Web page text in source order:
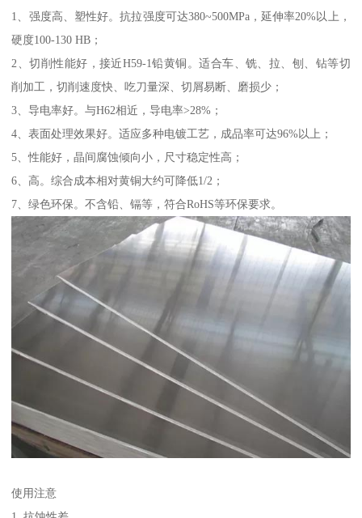
1、强度高、塑性好。抗拉强度可达380~500MPa，延伸率20%以上，
硬度100-130 HB；
2、切削性能好，接近H59-1铅黄铜。适合车、铣、拉、刨、钻等切
削加工，切削速度快、吃刀量深、切屑易断、磨损少；
3、导电率好。与H62相近，导电率>28%；
4、表面处理效果好。适应多种电镀工艺，成品率可达96%以上；
5、性能好，晶间腐蚀倾向小，尺寸稳定性高；
6、高。综合成本相对黄铜大约可降低1/2；
7、绿色环保。不含铅、镉等，符合RoHS等环保要求。
使用注意